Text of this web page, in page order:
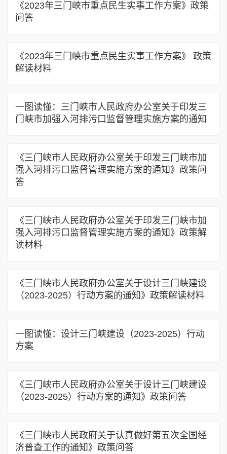
《2023年三门峡市重点民生实事工作方案》政策
问答
《2023年三门峡市重点民生实事工作方案》 政策
解读材料
一图读懂：三门峡市人民政府办公室关于印发三
门峡市加强入河排污口监督管理实施方案的通知
《三门峡市人民政府办公室关于印发三门峡市加
强入河排污口监督管理实施方案的通知》政策问
答
《三门峡市人民政府办公室关于印发三门峡市加
强入河排污口监督管理实施方案的通知》政策解
读材料
《三门峡市人民政府办公室关于设计三门峡建设
（2023-2025）行动方案的通知》政策解读材料
一图读懂：设计三门峡建设（2023-2025）行动
方案
《三门峡市人民政府办公室关于设计三门峡建设
（2023-2025）行动方案的通知》政策问答
《三门峡市人民政府关于认真做好第五次全国经
济普查工作的通知》政策问答